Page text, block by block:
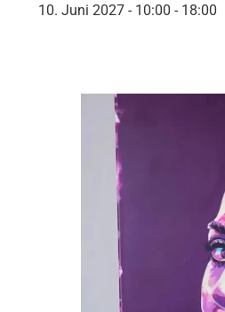
10. Juni 2027 - 10:00 - 18:00